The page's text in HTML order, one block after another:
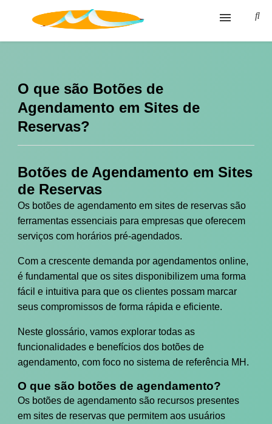
Glossário
Política de privacidade
O que são Botões de
Agendamento em Sites de
Reservas?
Botões de Agendamento em Sites
de Reservas
Os botões de agendamento em sites de reservas são
ferramentas essenciais para empresas que oferecem
serviços com horários pré-agendados.
Com a crescente demanda por agendamentos online,
é fundamental que os sites disponibilizem uma forma
fácil e intuitiva para que os clientes possam marcar
seus compromissos de forma rápida e eficiente.
Neste glossário, vamos explorar todas as
funcionalidades e benefícios dos botões de
agendamento, com foco no sistema de referência MH.
O que são botões de agendamento?
Os botões de agendamento são recursos presentes
em sites de reservas que permitem aos usuários